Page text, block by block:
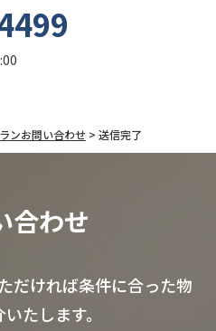
ンお問い合わせ > 送信完了
合わせ
だければ条件に合った物
たします。